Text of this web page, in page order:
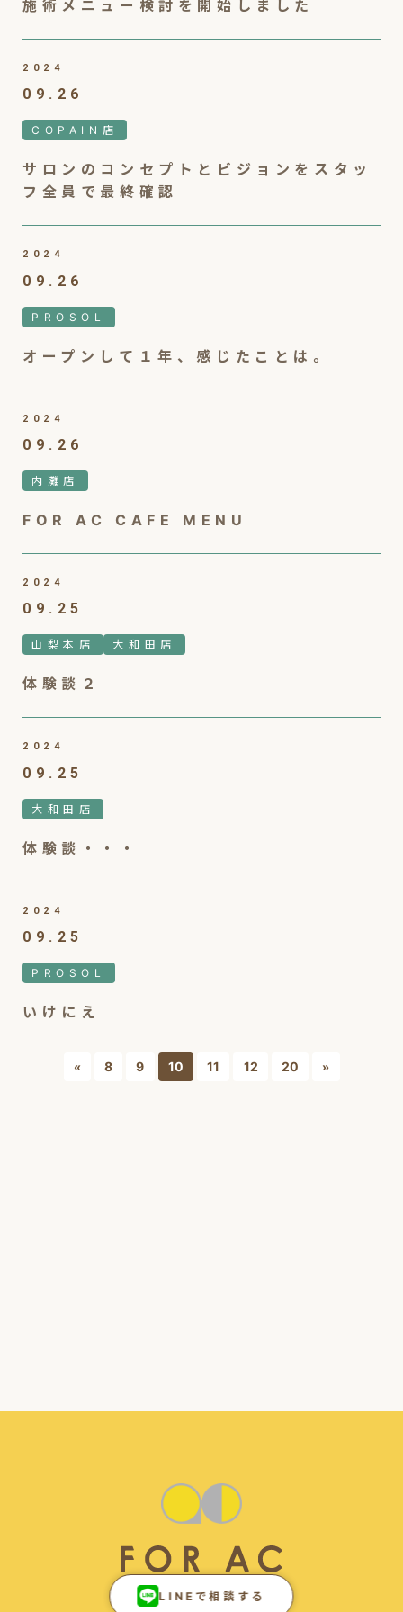
LINEで相談する
施術メニュー検討を開始しました
2024
09.26
COPAIN店
サロンのコンセプトとビジョンをスタッ
フ全員で最終確認
2024
09.26
PROSOL
オープンして１年、感じたことは。
2024
09.26
内灘店
FOR AC CAFE MENU
2024
09.25
山梨本店 大和田店
体験談２
2024
09.25
大和田店
体験談・・・
2024
09.25
PROSOL
いけにえ
« 8 9 10 11 12 20 »